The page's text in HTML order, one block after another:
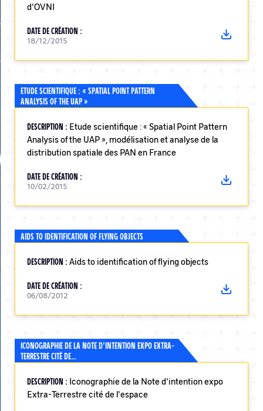
d'OVNI
DATE DE CRÉATION :
18/12/2015
ETUDE SCIENTIFIQUE : « SPATIAL POINT PATTERN
ANALYSIS OF THE UAP »
DESCRIPTION : Etude scientifique : « Spatial Point Pattern
Analysis of the UAP », modélisation et analyse de la
distribution spatiale des PAN en France
DATE DE CRÉATION :
10/02/2015
AIDS TO IDENTIFICATION OF FLYING OBJECTS
DESCRIPTION : Aids to identification of flying objects
DATE DE CRÉATION :
06/08/2012
ICONOGRAPHIE DE LA NOTE D'INTENTION EXPO EXTRA-
TERRESTRE CITÉ DE…
DESCRIPTION : Iconographie de la Note d'intention expo
Extra-Terrestre cité de l'espace